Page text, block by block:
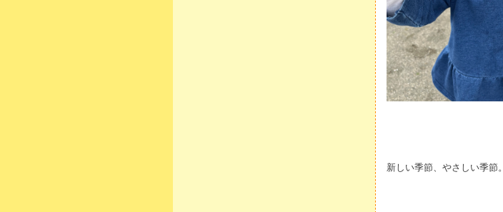
新しい季節、やさしい季節。